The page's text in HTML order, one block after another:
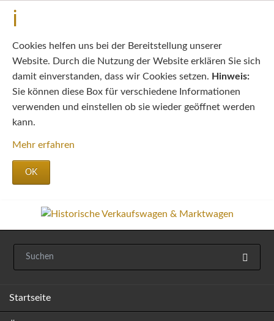
Cookies helfen uns bei der Bereitstellung unserer
Website. Durch die Nutzung der Website erklären Sie sich
damit einverstanden, dass wir Cookies setzen. Hinweis:
Sie können diese Box für verschiedene Informationen
verwenden und einstellen ob sie wieder geöffnet werden
kann.
Mehr erfahren
OK
Startseite